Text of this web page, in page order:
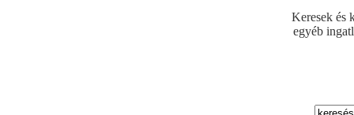
Keresek és
egyéb